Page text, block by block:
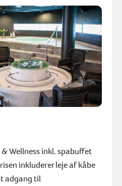
Wellness inkl. spabuffet
inkluderer leje af kåbe
adgang til